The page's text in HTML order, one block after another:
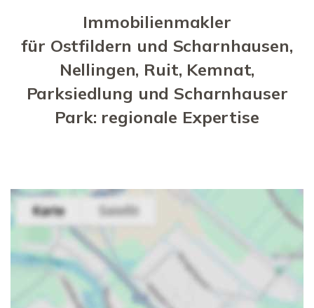
Immobilienmakler
für Ostfildern und Scharnhausen,
Nellingen, Ruit, Kemnat,
Parksiedlung und Scharnhauser
Park: regionale Expertise